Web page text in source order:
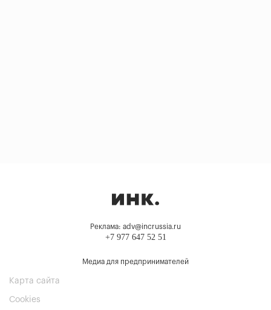
Реклама: adv@incrussia.ru
+7 977 647 52 51
Медиа для предпринимателей
Карта сайта
Cookies